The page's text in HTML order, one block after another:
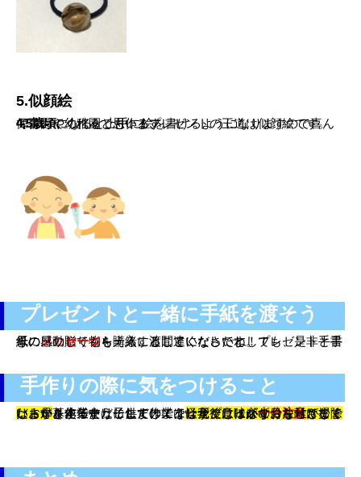
5.似顔絵
保育園や幼稚園でも作るプレゼントの王道は似顔絵です。
4,5歳頃
になると上手に絵を書けるようになりますので喜んで書いてくれると思います。
プレゼントと一緒に手紙を渡そう
母の日の贈り物を購入することになったとしても、是非手書きのメッセージ
も一緒に渡してくださいね。プレゼントと手紙に感動してもらえること間違いなしです！！
手作りの際に気をつけること
ハサミを使ったりしますので、怪我だけには十分注意
してください
。作業中は子供だけにはせず、しっかり目を離さない、が基本です。そして作業をした後には必ずお片付けまでしっかりするようにしましょう。サプライズのつもりが掃除はお母さん任せだった・・・では全く意味がなくなってしまいますよ。